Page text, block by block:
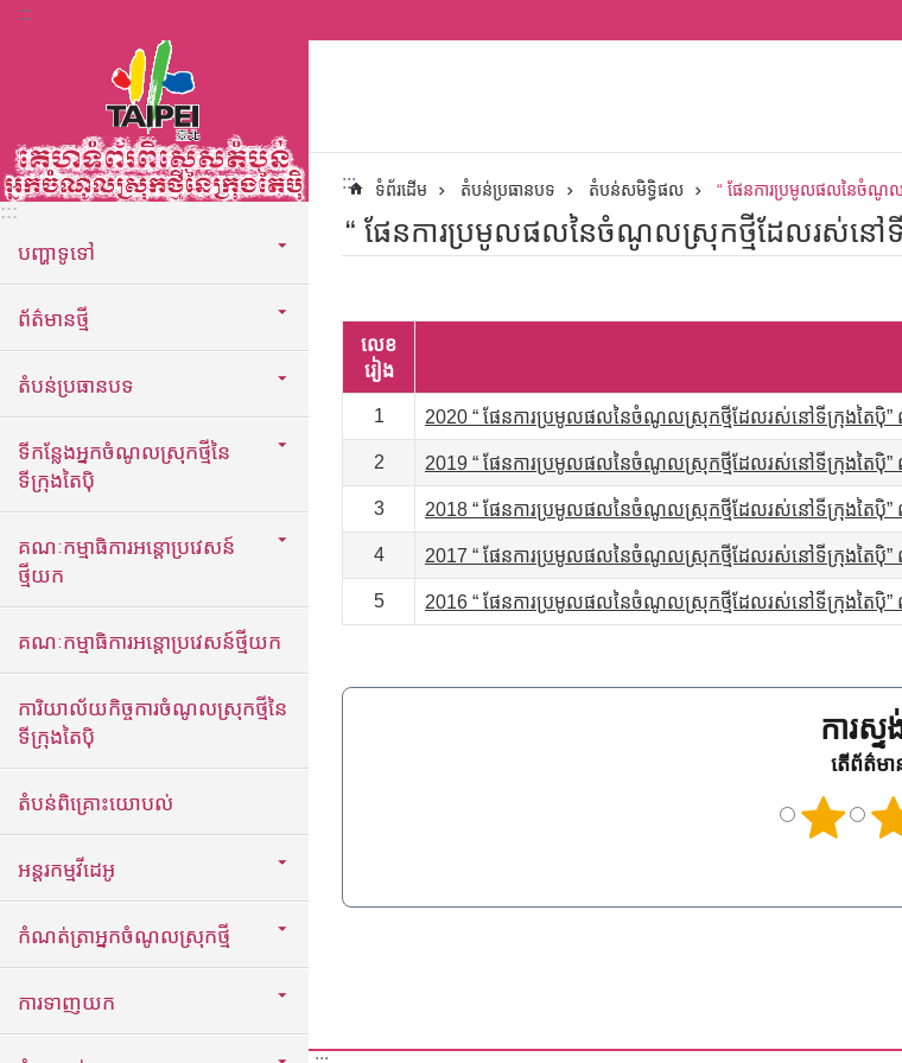
ទៅកាន់មាតិកាប្លុកមាតិកាសំខាន់
:::
:::
បញ្ហាទូទៅ
ព័ត៌មានថ្មី
តំបន់ប្រធានបទ
ទីកន្លែងអ្នកចំណូលស្រុកថ្មីនៃ
ទីក្រុងតៃប៉ិ
គណៈកម្មាធិការអន្តោប្រវេសន៍
ថ្មីយក
គណៈកម្មាធិការអន្តោប្រវេសន៍ថ្មីយក
ការិយាល័យកិច្ចការចំណូលស្រុកថ្មីនៃ
ទីក្រុងតៃប៉ិ
តំបន់ពិគ្រោះយោបល់
អន្តរកម្មវីដេអូ
កំណត់ត្រាអ្នកចំណូលស្រុកថ្មី
ការទាញយក
::: ទំព័រដើម តំបន់ប្រធានបទ តំបន់សមិទ្ធិផល “ ផែនការប្រមូលផលនៃចំណូល
“ ផែនការប្រមូលផលនៃចំណូលស្រុកថ្មីដែលរស់នៅទីក្
លេខ
រៀង
1 2020 “ ផែនការប្រមូលផលនៃចំណូលស្រុកថ្មីដែលរស់នៅទីក្រុងតៃប៉ិ” ល
2 2019 “ ផែនការប្រមូលផលនៃចំណូលស្រុកថ្មីដែលរស់នៅទីក្រុងតៃប៉ិ” ល
3 2018 “ ផែនការប្រមូលផលនៃចំណូលស្រុកថ្មីដែលរស់នៅទីក្រុងតៃប៉ិ” ល
4 2017 “ ផែនការប្រមូលផលនៃចំណូលស្រុកថ្មីដែលរស់នៅទីក្រុងតៃប៉ិ” ល
5 2016 “ ផែនការប្រមូលផលនៃចំណូលស្រុកថ្មីដែលរស់នៅទីក្រុងតៃប៉ិ” ល
ការស្
តើព័ត៌ម